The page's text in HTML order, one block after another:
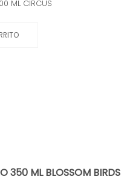
ML CIRCUS
350 ML BLOSSOM BIRDS